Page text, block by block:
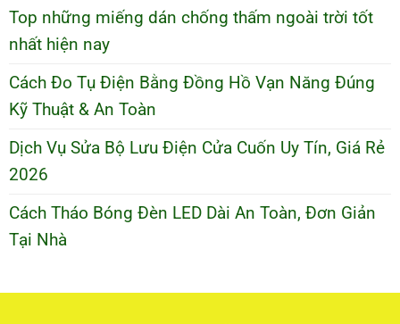
Top những miếng dán chống thấm ngoài trời tốt
nhất hiện nay
Cách Đo Tụ Điện Bằng Đồng Hồ Vạn Năng Đúng
Kỹ Thuật & An Toàn
Dịch Vụ Sửa Bộ Lưu Điện Cửa Cuốn Uy Tín, Giá Rẻ
2026
Cách Tháo Bóng Đèn LED Dài An Toàn, Đơn Giản
Tại Nhà